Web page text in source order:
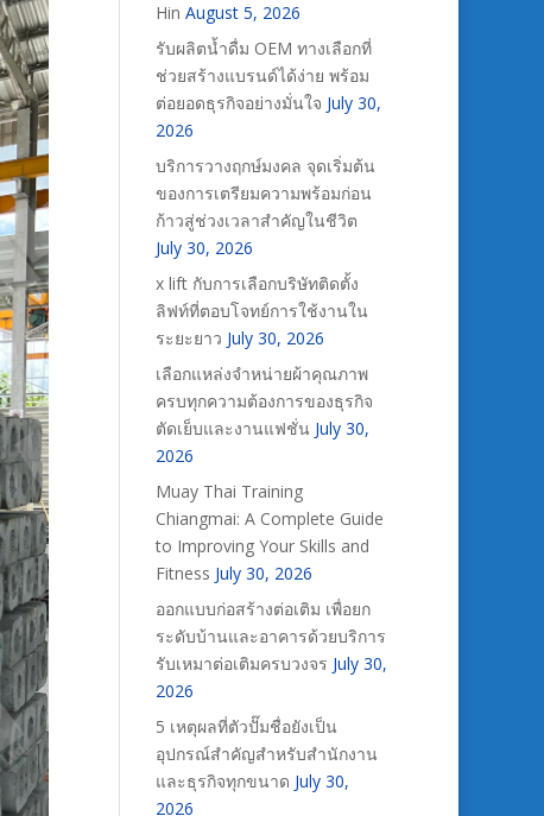
Hin August 5, 2026
รับผลิตน้ำดื่ม OEM ทางเลือกที่
ช่วยสร้างแบรนด์ได้ง่าย พร้อม
ต่อยอดธุรกิจอย่างมั่นใจ July 30,
2026
บริการวางฤกษ์มงคล จุดเริ่มต้น
ของการเตรียมความพร้อมก่อน
ก้าวสู่ช่วงเวลาสำคัญในชีวิต
July 30, 2026
x lift กับการเลือกบริษัทติดตั้ง
ลิฟท์ที่ตอบโจทย์การใช้งานใน
ระยะยาว July 30, 2026
เลือกแหล่งจำหน่ายผ้าคุณภาพ
ครบทุกความต้องการของธุรกิจ
ตัดเย็บและงานแฟชั่น July 30,
2026
Muay Thai Training
Chiangmai: A Complete Guide
to Improving Your Skills and
Fitness July 30, 2026
ออกแบบก่อสร้างต่อเติม เพื่อยก
ระดับบ้านและอาคารด้วยบริการ
รับเหมาต่อเติมครบวงจร July 30,
2026
5 เหตุผลที่ตัวปั๊มชื่อยังเป็น
อุปกรณ์สำคัญสำหรับสำนักงาน
และธุรกิจทุกขนาด July 30,
2026